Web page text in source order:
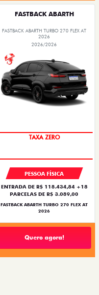
FASTBACK ABARTH
FASTBACK ABARTH TURBO 270 FLEX AT
2026
2026/2026
SAIA DE FIAT 0KM
PESSOA FÍSICA
ENTRADA DE R$ 118.434,84 +18
PARCELAS DE R$ 3.089,00
FASTBACK ABARTH TURBO 270 FLEX AT
2026
Quero agora!